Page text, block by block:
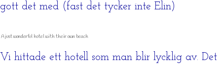
gott det med (fast det tycker inte Elin)
A just wonderful hotel with their own beach
Vi hittade ett hotell som man blir lycklig av. Det